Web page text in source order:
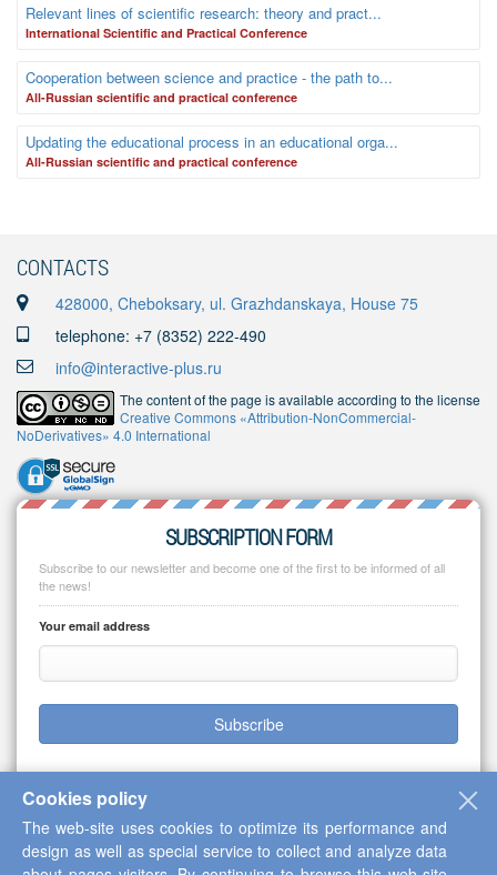
Relevant lines of scientific research: theory and pract...
International Scientific and Practical Conference
Cooperation between science and practice - the path to...
Аll-Russian scientific and practical conference
Updating the educational process in an educational orga...
Аll-Russian scientific and practical conference
CONTACTS
428000, Cheboksary, ul. Grazhdanskaya, House 75
telephone: +7 (8352) 222-490
info@interactive-plus.ru
The content of the page is available according to the license
Creative Commons «Attribution-NonCommercial-
NoDerivatives» 4.0 International
SUBSCRIPTION FORM
Subscribe to our newsletter and become one of the first to be informed of all
the news!
Your email address
Subscribe
Copyright © 2013-2026 Scientific Cooperation Center "Interactive Plus"
Cookies policy
The web-site uses cookies to optimize its performance and
design as well as special service to collect and analyze data